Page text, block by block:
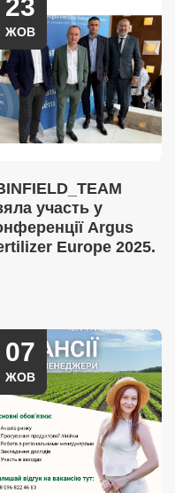
23
ЖОВ
участь у
Argus
Europe 2025.
07
ЖОВ